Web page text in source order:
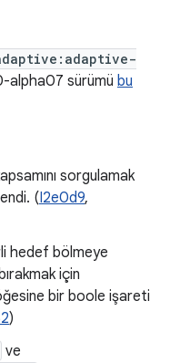
alpha07 sürümü bu
sorgulamak
(I2e0d9,
hedef bölmeye
için
bir boole işareti
)
ve